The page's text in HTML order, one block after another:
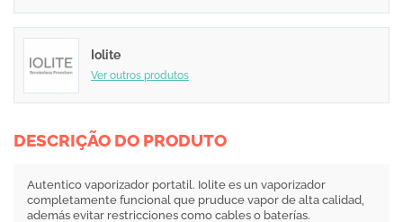
Iolite
Ver outros produtos
DESCRIÇÃO DO PRODUTO
Autentico vaporizador portatil. Iolite es un vaporizador
completamente funcional que pruduce vapor de alta calidad,
además evitar restricciones como cables o baterías.